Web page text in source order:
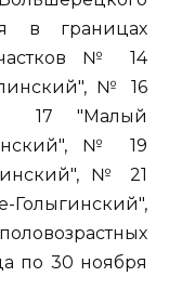
в границах
№ 14
№ 16
№ 17 "Малый
№ 19
№ 21
Голыгинский",
по 30 ноября